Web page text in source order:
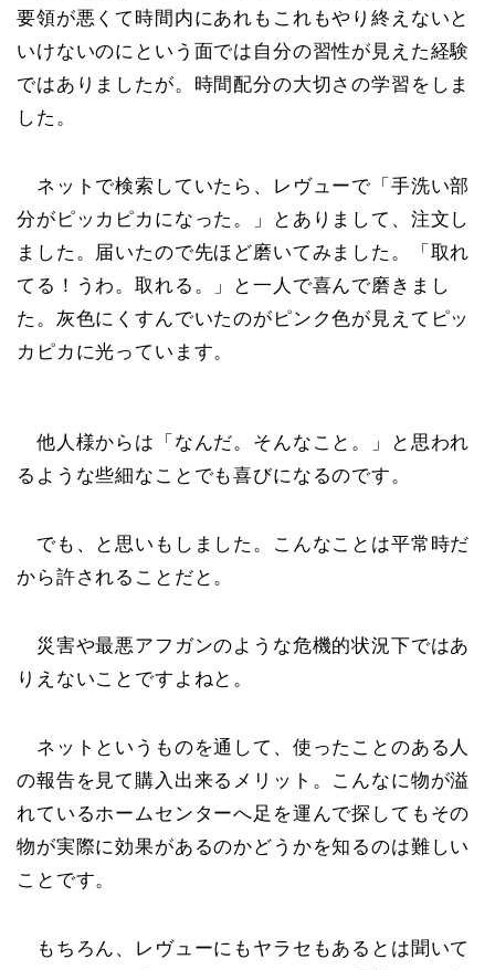
要領が悪くて時間内にあれもこれもやり終えないと
いけないのにという面では自分の習性が見えた経験
ではありましたが。時間配分の大切さの学習をしま
した。
ネットで検索していたら、レヴューで「手洗い部
分がピッカピカになった。」とありまして、注文し
ました。届いたので先ほど磨いてみました。「取れ
てる！うわ。取れる。」と一人で喜んで磨きまし
た。灰色にくすんでいたのがピンク色が見えてピッ
カピカに光っています。
他人様からは「なんだ。そんなこと。」と思われ
るような些細なことでも喜びになるのです。
でも、と思いもしました。こんなことは平常時だ
から許されることだと。
災害や最悪アフガンのような危機的状況下ではあ
りえないことですよねと。
ネットというものを通して、使ったことのある人
の報告を見て購入出来るメリット。こんなに物が溢
れているホームセンターへ足を運んで探してもその
物が実際に効果があるのかどうかを知るのは難しい
ことです。
もちろん、レヴューにもヤラセもあるとは聞いて